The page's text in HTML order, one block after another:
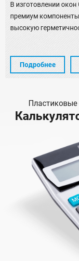
В изготовлении окон
премиум
высокую
Подробнее
Пластиковые